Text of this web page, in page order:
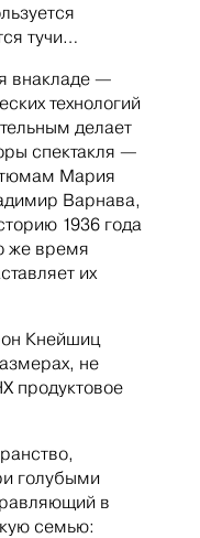
тучи…
внакладе —
технологий
делает
спектакля —
Мария
Варнава,
1936 года
же время
их
Кнейшиц
не
продуктовое
голубыми
в
семью: